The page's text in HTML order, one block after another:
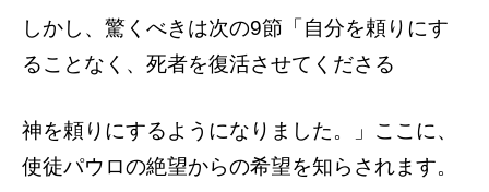
しかし、驚くべきは次の9節「自分を頼り にす
ることなく、死者を復活させてくださる
神を頼りにするようになりました。」ここに、
使徒パウロの絶望からの希望を知らされます。